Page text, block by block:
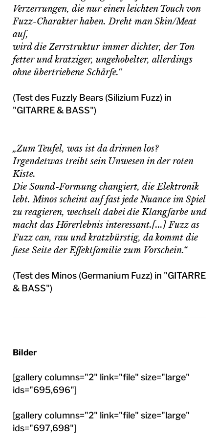
Verzerrungen, die nur einen leichten Touch von
Fuzz-Charakter haben. Dreht man Skin/Meat
auf,
wird die Zerrstruktur immer dichter, der Ton
fetter und kratziger, ungehobelter, allerdings
ohne übertriebene Schärfe.“
(Test des Fuzzly Bears (Silizium Fuzz) in
"GITARRE & BASS")
„Zum Teufel, was ist da drinnen los?
Irgendetwas treibt sein Unwesen in der roten
Kiste.
Die Sound-Formung changiert, die Elektronik
lebt. Minos scheint auf fast jede Nuance im Spiel
zu reagieren, wechselt dabei die Klangfarbe und
macht das Hörerlebnis interessant.[...] Fuzz as
Fuzz can, rau und kratzbürstig, da kommt die
fiese Seite der Effektfamilie zum Vorschein.“
(Test des Minos (Germanium Fuzz) in "GITARRE
& BASS")
Bilder
[gallery columns="2" link="file" size="large"
ids="695,696"]
[gallery columns="2" link="file" size="large"
ids="697,698"]